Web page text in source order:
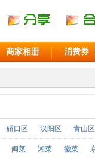
商家相册 消费券
硚口区 汉阳区 青山区
闽菜 湘菜 徽菜